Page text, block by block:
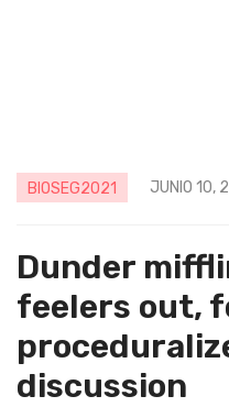
BIOSEG2021 JUNIO 10,
Dunder
feelers out,
discussion